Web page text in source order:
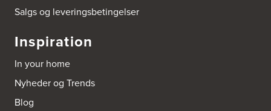
Salgs og leveringsbetingelser
Inspiration
In your home
Nyheder og Trends
Blog